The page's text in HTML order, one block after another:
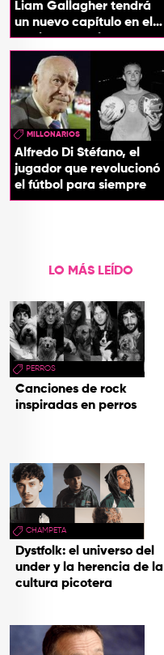
Liam Gallagher tendrá
un nuevo capítulo en el
México vs. Inglaterra
MILLONARIOS
Alfredo Di Stéfano, el
jugador que revolucionó
el fútbol para siempre
LO MÁS LEÍDO
PERROS
Canciones de rock
inspiradas en perros
CHAMPETA
Dystfolk: el universo del
under y la herencia de la
cultura picotera